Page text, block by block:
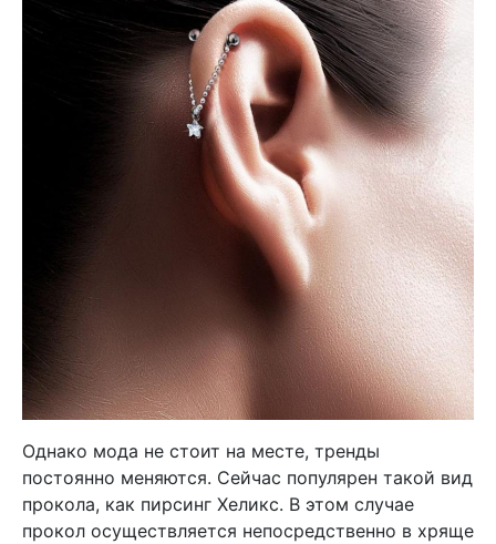
Однако мода не стоит на месте, тренды
постоянно меняются. Сейчас популярен такой вид
прокола, как пирсинг Хеликс. В этом случае
прокол осуществляется непосредственно в хряще